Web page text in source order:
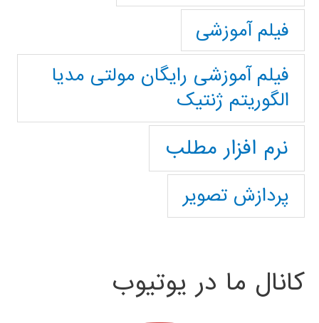
فیلم آموزشی
فیلم آموزشی رایگان مولتی مدیا
الگوریتم ژنتیک
نرم افزار مطلب
پردازش تصویر
کانال ما در یوتیوب